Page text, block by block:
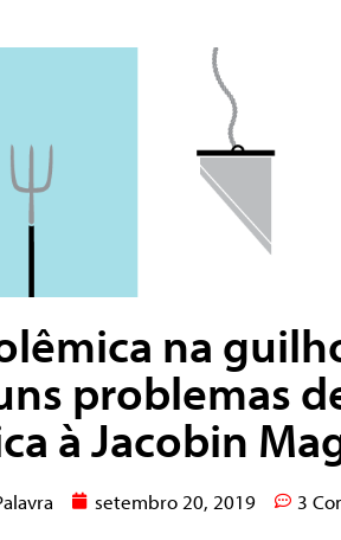
na
problemas
à Jacobin
setembro 20, 2019 3